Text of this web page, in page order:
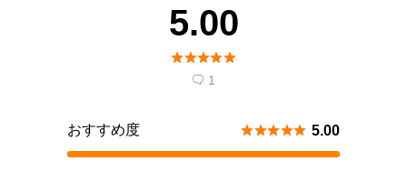
5.00

 1
おすすめ度  5.00